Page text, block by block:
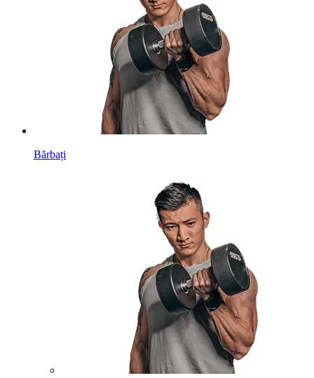
Bărbați